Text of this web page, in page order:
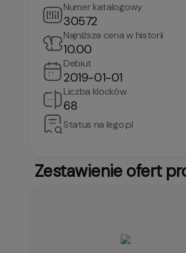
Numer katalogowy
30572
Najniższa cena w historii
10.00
Debiut
2019-01-01
Liczba klocków
68
Status na lego.pl
Zestawienie ofert